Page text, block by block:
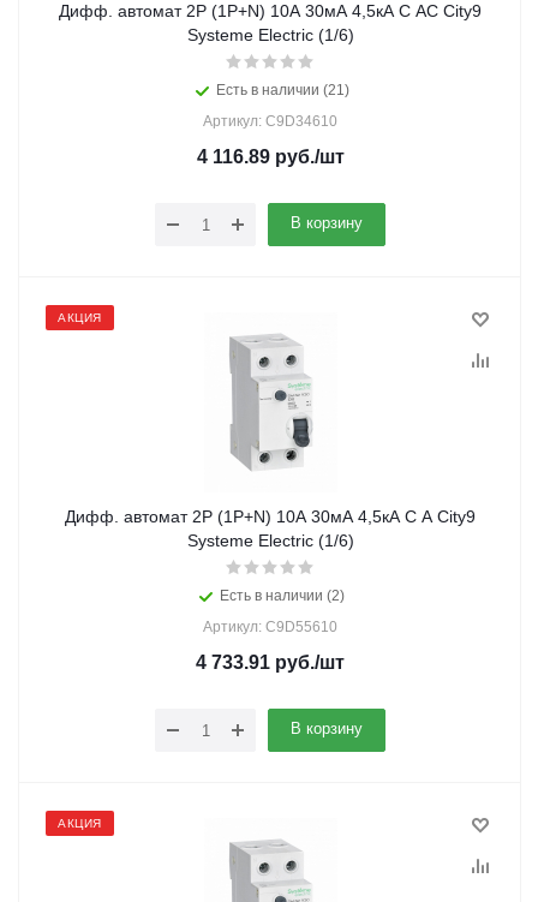
Дифф. автомат 2Р (1Р+N) 10А 30мА 4,5кА C АС City9
Systeme Electric (1/6)
Есть в наличии (21)
Артикул: C9D34610
4 116.89руб./шт
В корзину
АКЦИЯ
Дифф. автомат 2Р (1Р+N) 10А 30мА 4,5кА C А City9
Systeme Electric (1/6)
Есть в наличии (2)
Артикул: C9D55610
4 733.91 руб./шт
В корзину
АКЦИЯ